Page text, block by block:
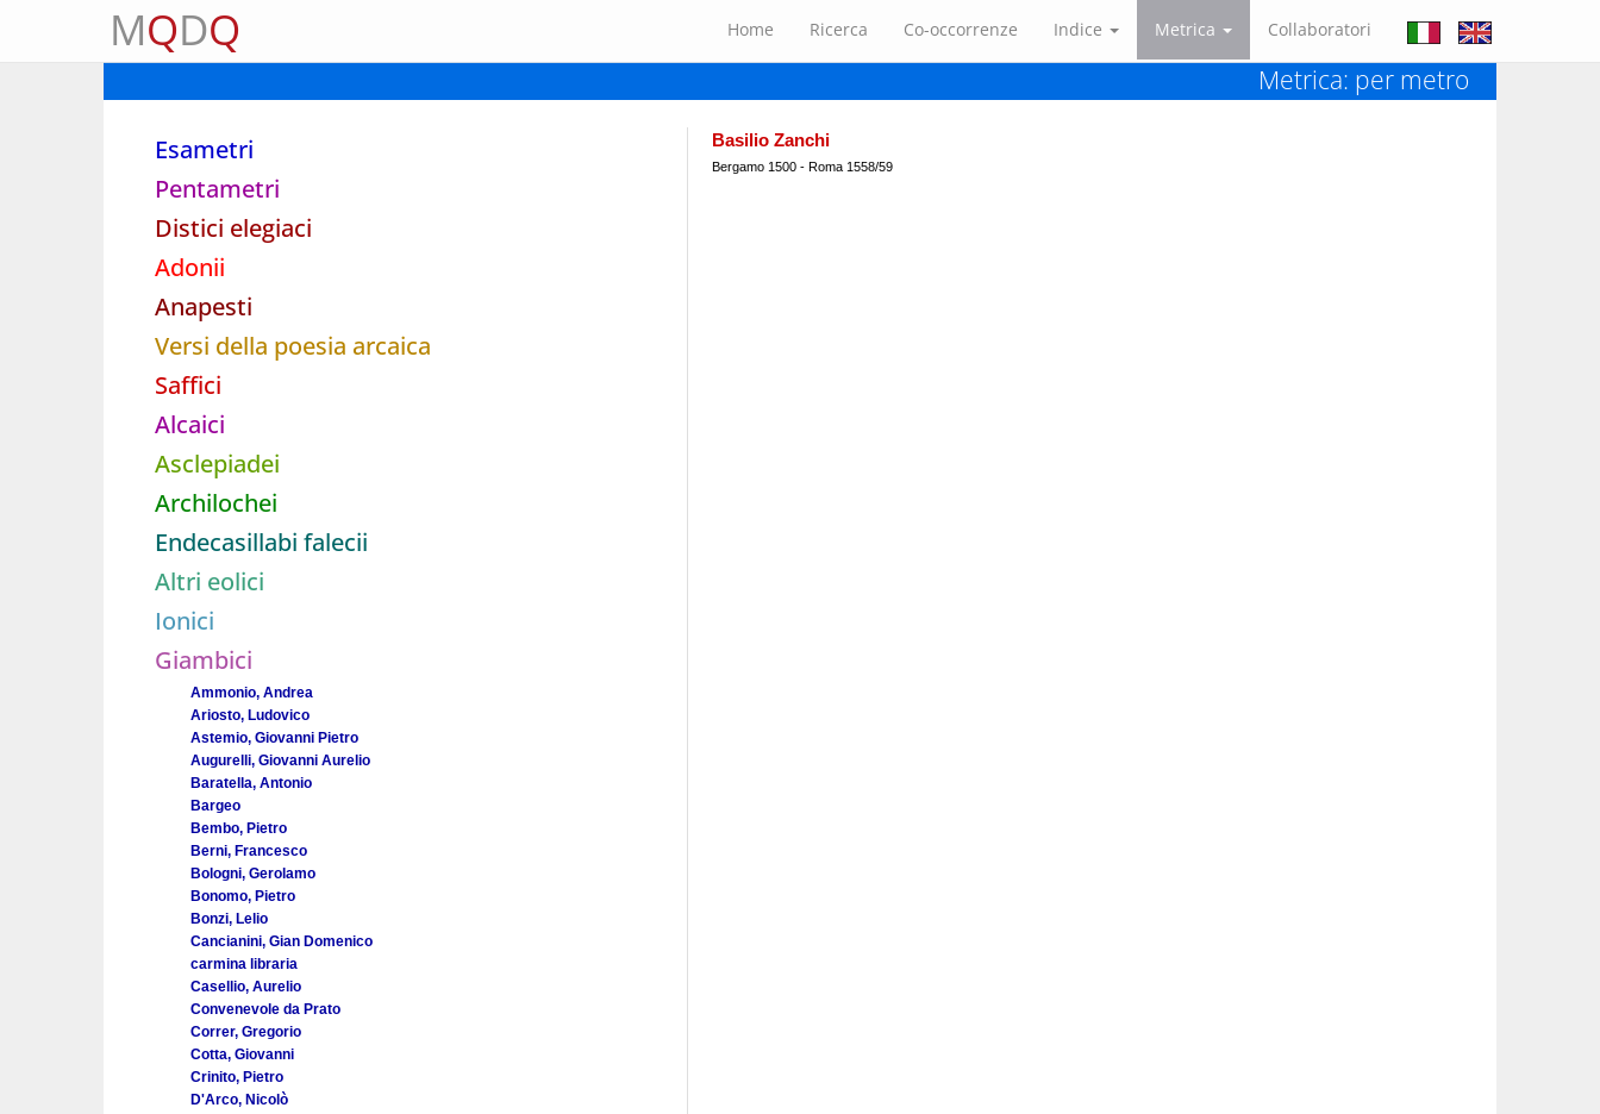
MQDQ Home Ricerca Co-occorrenze Indice Metrica Collaboratori
Metrica: per metro
Esametri
Pentametri
Distici elegiaci
Adonii
Anapesti
Versi della poesia arcaica
Saffici
Alcaici
Asclepiadei
Archilochei
Endecasillabi falecii
Altri eolici
Ionici
Giambici
Ammonio, Andrea
Ariosto, Ludovico
Astemio, Giovanni Pietro
Augurelli, Giovanni Aurelio
Baratella, Antonio
Bargeo
Bembo, Pietro
Berni, Francesco
Bologni, Gerolamo
Bonomo, Pietro
Bonzi, Lelio
Cancianini, Gian Domenico
carmina libraria
Casellio, Aurelio
Convenevole da Prato
Correr, Gregorio
Cotta, Giovanni
Crinito, Pietro
D'Arco, Nicolò
Basilio Zanchi
Bergamo 1500 - Roma 1558/59